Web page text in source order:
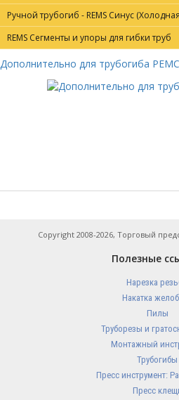
Ручной трубогиб - REMS Синус
REMS Сегменты и упоры для гибки труб
Дополнительно для трубогиба
Copyright 2008-2026, Торговый
Полезные
Нарезка
Накатка
Пилы
Труборезы и
Монтажный
Трубогибы
Пресс инструмент:
Пресс